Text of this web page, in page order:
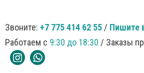
Звоните: +7 775 414 62 55 / Пишите
Работаем с 9:30 до 18:30 / Заказы